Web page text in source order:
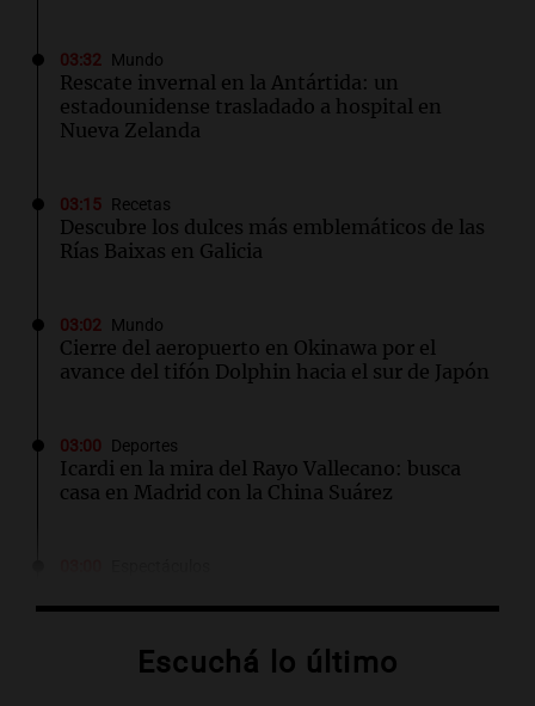
03:32 Mundo
Rescate invernal en la Antártida: un
estadounidense trasladado a hospital en
Nueva Zelanda
03:15 Recetas
Descubre los dulces más emblemáticos de las
Rías Baixas en Galicia
03:02 Mundo
Cierre del aeropuerto en Okinawa por el
avance del tifón Dolphin hacia el sur de Japón
03:00 Deportes
Icardi en la mira del Rayo Vallecano: busca
casa en Madrid con la China Suárez
China Suárez se muda a Madrid
Escuchá lo último